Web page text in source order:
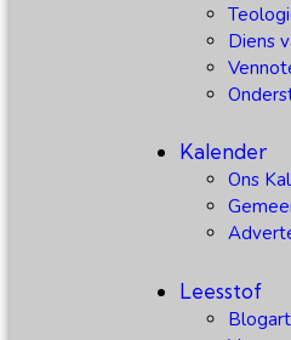
Diens
Kalender
Ons
Leesstof